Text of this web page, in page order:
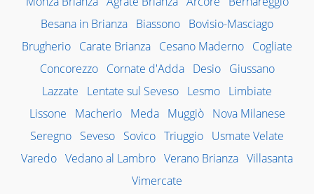
Besana in Brianza Biassono Bovisio-Masciago
Brugherio Carate Brianza Cesano Maderno Cogliate
Concorezzo
Cornate d'Adda Desio
Giussano
Lazzate
Lentate sul Seveso Lesmo Limbiate
Lissone
Macherio Meda Muggiò
Nova Milanese
Seregno Seveso Sovico Triuggio Usmate Velate
Varedo Vedano al Lambro Verano Brianza Villasanta
Vimercate